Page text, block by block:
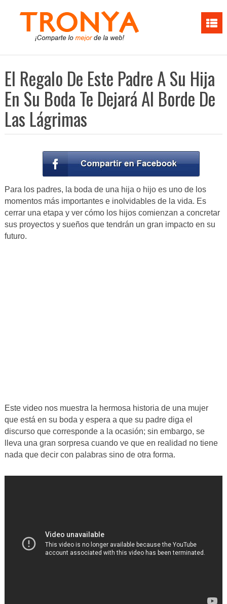
El Regalo De Este Padre A Su Hija
En Su Boda Te Dejará Al Borde De
Las Lágrimas
Para los padres, la boda de una hija o hijo es uno de los
momentos más importantes e inolvidables de la vida. Es
cerrar una etapa y ver cómo los hijos comienzan a concretar
sus proyectos y sueños que tendrán un gran impacto en su
futuro.
Este video nos muestra la hermosa historia de una mujer
que está en su boda y espera a que su padre diga el
discurso que corresponde a la ocasión; sin embargo, se
lleva una gran sorpresa cuando ve que en realidad no tiene
nada que decir con palabras sino de otra forma.